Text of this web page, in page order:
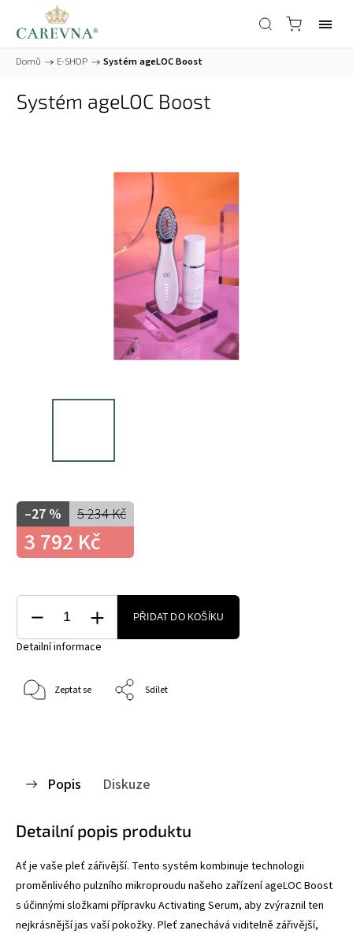
Domů / E-SHOP / Systém ageLOC Boost
Systém ageLOC Boost
5 234 Kč
–27 %
3 792 Kč
PŘIDAT DO KOŠÍKU
Detailní informace
Zeptat se Sdílet
Popis Diskuze
Detailní popis produktu
Ať je vaše pleť zářivější. Tento systém kombinuje technologii
proměnlivého pulzního mikroproudu našeho zařízení ageLOC Boost
s účinnými složkami přípravku Activating Serum, aby zvýraznil ten
nejkrásnější jas vaší pokožky. Pleť zanechává viditelně zářivější,